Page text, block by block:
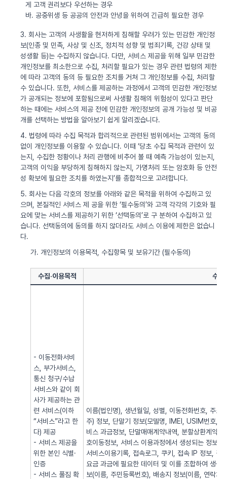
게 고객 권리보다 우선하는 경우
바. 공중위생 등 공공의 안전과 안녕을 위하여 긴급히 필요한 경우
3. 회사는 고객의 사생활을 현저하게 침해할 우려가 있는 민감한 개인정
보(인종 및 민족, 사상 및 신조, 정치적 성향 및 범죄기록, 건강 상태 및
성생활 등)는 수집하지 않습니다. 다만, 서비스 제공을 위해 일부 민감한
개인정보를 최소한으로 수집, 처리할 필요가 있는 경우 관련 법령의 제한
에 따라 고객의 동의 등 필요한 조치를 거쳐 그 개인정보를 수집, 처리할
수 있습니다. 또한, 서비스를 제공하는 과정에서 고객의 민감한 개인정보
가 공개되는 정보에 포함됨으로써 사생활 침해의 위험성이 있다고 판단
하는 때에는 서비스의 제공 전에 민감한 개인정보의 공개 가능성 및 비공
개를 선택하는 방법을 알아보기 쉽게 알리겠습니다.
4. 법령에 따라 수집 목적과 합리적으로 관련된 범위에서는 고객의 동의
없이 개인정보를 이용할 수 있습니다. 이때 ‘당초 수집 목적과 관련이 있
는지, 수집한 정황이나 처리 관행에 비추어 볼 때 예측 가능성이 있는지,
고객의 이익을 부당하게 침해하지 않는지, 가명처리 또는 암호화 등 안전
성 확보에 필요한 조치를 하였는지’를 종합적으로 고려합니다.
5. 회사는 다음 각호의 정보를 아래와 같은 목적을 위하여 수집하고 있
으며, 본질적인 서비스 제 공을 위한 ‘필수동의’와 고객 각각의 기호와 필
요에 맞는 서비스를 제공하기 위한 ‘선택동의’로 구 분하여 수집하고 있
습니다. 선택동의에 동의를 하지 않더라도 서비스 이용에 제한은 없습니
다.
가. 개인정보의 이용목적, 수집항목 및 보유기간 (필수동의)
수집·이용목적 수집
- 이동전화서비
스, 부가서비스,
통신 청구/수납
서비스와 같이 회
사가 제공하는 관
련 서비스(이하
“서비스”라고 한
다) 제공
- 서비스 제공을
위한 본인 식별·
인증
- 서비스 풀짐 확
이름(법인명), 생년월일, 성별, 이동전화번호, 주
주) 정보, 단말기 정보(모델명, IMEI, USIM번호,
비스 과금정보, 단말매매계약내역, 분할상환계약
호이동정보, 서비스 이용과정에서 생성되는 정보(
서비스이용기록, 접속로그, 쿠키, 접속 IP 정보, 결
요금 과금에 필요한 데이터 및 이를 조합하여 생
보(이름, 주민등록번호), 배송지 정보(이름, 연락처,